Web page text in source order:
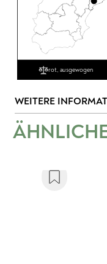
rot, ausgewogen
WEITERE